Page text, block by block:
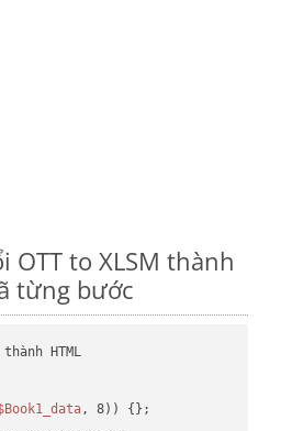
OTT to XLSM thành
từng bước
HTML
, 8)) {};